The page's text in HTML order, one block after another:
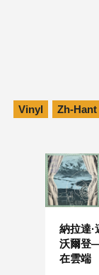
Vinyl Zh-Hant
納拉達·
沃爾登
在雲端